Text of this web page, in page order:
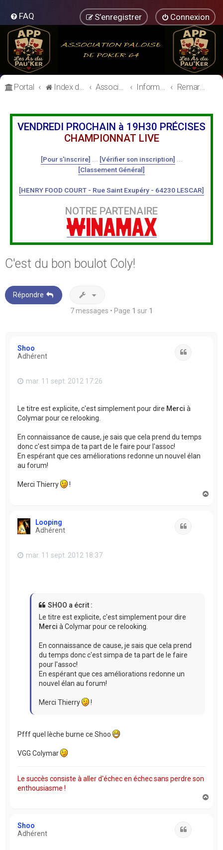
FAQ Connexion
S’enregistrer
Portal Index du forum Association Paloise de Poker Informations Générales Remarques / Améliorations
VENDREDI PROCHAIN à 19H30 PRÉCISES
CHAMPIONNAT LIVE
[Pour s'inscrire] [Vérifier son inscription]
[Classement Général]
[HENRY FOOD COURT - Rue Saint Exupéry - 64230 LESCAR]
NOTRE PARTENAIRE
C'est du bon boulot Coly!
Répondre
7 messages • Page 1 sur 1
Shoo
Adhérent
mar. 11 sept. 2012 17:26
Le titre est explicite, c'est simplement pour dire Merci à
Colymar pour ce relooking.
En connaissance de cause, je sais que cela prend du temps
donc c'est simpa de ta part de le faire pour l'assoc!
En espérant que ces améliorations redonne un nouvel élan
au forum!
Merci Thierry
!
Looping
Adhérent
mar. 11 sept. 2012 18:37
SHOO a écrit :
Le titre est explicite, c'est simplement pour dire
Merci à Colymar pour ce relooking.
En connaissance de cause, je sais que cela prend
du temps donc c'est simpa de ta part de le faire
pour l'assoc!
En espérant que ces améliorations redonne un
nouvel élan au forum!
Merci Thierry !
Pfff quel lèche burne ce Shoo
VGG Colymar
Le succès consiste à aller d'échec en échec sans perdre son
enthousiasme !
Shoo
Adhérent